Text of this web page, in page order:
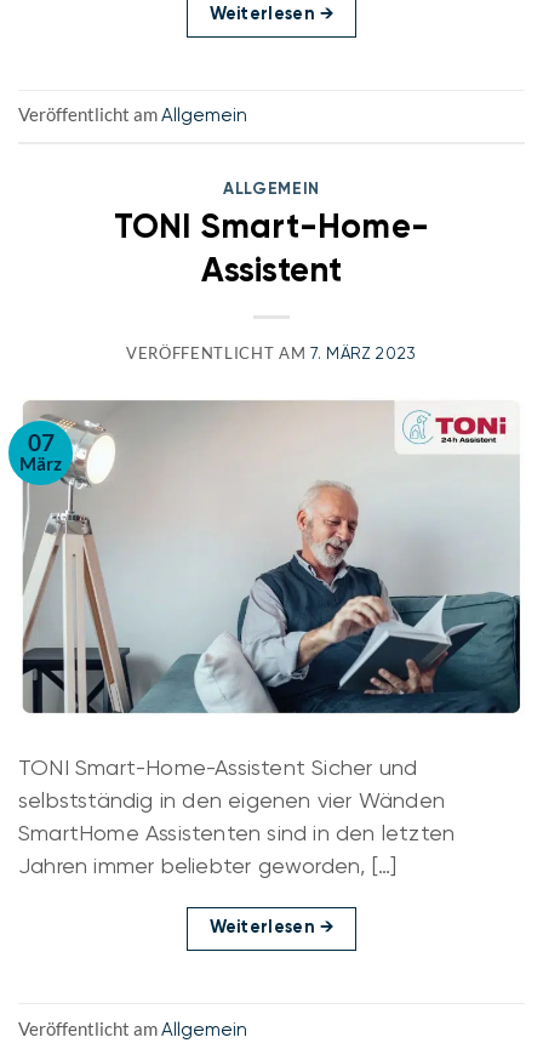
Weiterlesen→
Veröffentlicht amAllgemein
ALLGEMEIN
TONI Smart-Home-
Assistent
VERÖFFENTLICHT AM7. MÄRZ 2023
07
März
TONI Smart-Home-Assistent Sicher und
selbstständig in den eigenen vier Wänden
SmartHome Assistenten sind in den letzten
Jahren immer beliebter geworden, […]
Weiterlesen→
Veröffentlicht amAllgemein